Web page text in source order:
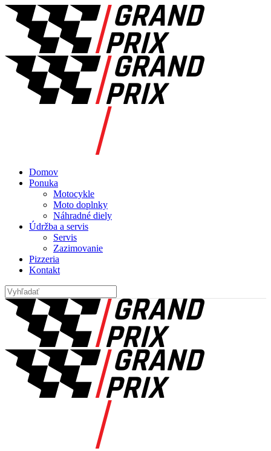
Domov
Ponuka
Motocykle
Moto doplnky
Náhradné diely
Údržba a servis
Servis
Zazimovanie
Pizzeria
Kontakt